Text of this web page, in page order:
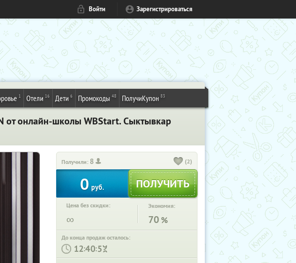
Войти Зарегистрироваться
1 Отели 16 Дети 6 Промокоды 48 ПолучиКупон 83
от онлайн-школы WBStart. Сыктывкар
Получили: 8 (2)
0 руб.
Цена без скидки:
∞
Экономия:
70 %
До конца продаж осталось:
: :